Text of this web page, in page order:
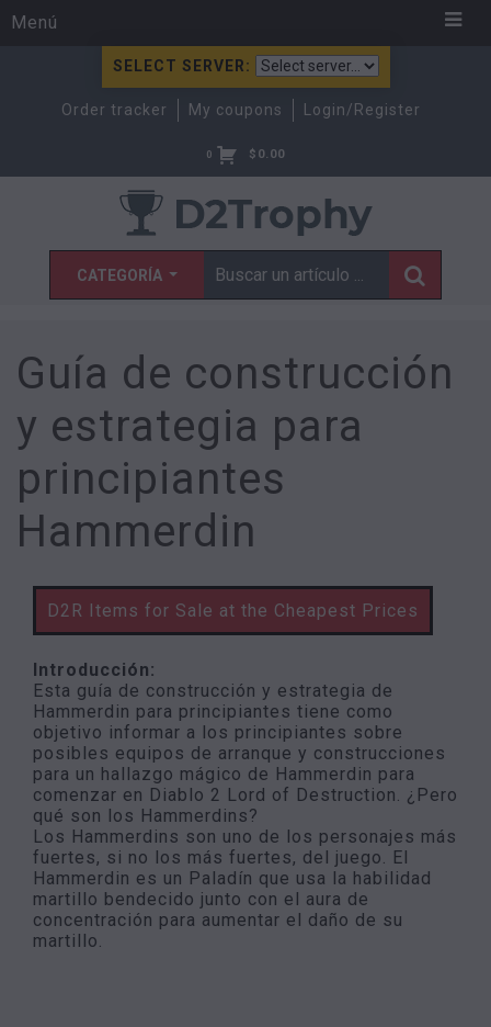
Menú
SELECT SERVER:
Order tracker My coupons Login/Register
0 $ 0.00
CATEGORÍA
Guía de construcción
y estrategia para
principiantes
Hammerdin
D2R Items for Sale at the Cheapest Prices
Introducción:
Esta guía de construcción y estrategia de
Hammerdin para principiantes tiene como
objetivo informar a los principiantes sobre
posibles equipos de arranque y construcciones
para un hallazgo mágico de Hammerdin para
comenzar en Diablo 2 Lord of Destruction. ¿Pero
qué son los Hammerdins?
Los Hammerdins son uno de los personajes más
fuertes, si no los más fuertes, del juego. El
Hammerdin es un Paladín que usa la habilidad
martillo bendecido junto con el aura de
concentración para aumentar el daño de su
martillo.